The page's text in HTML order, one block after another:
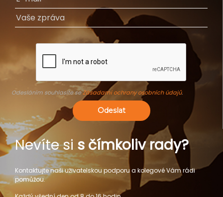
Odesláním souhlasíte seZásadami ochrany osobních údajů.
Odeslat
Nevíte si s čímkoliv rady?
Kontaktujte naši uživatelskou podporu a kolegové Vám rádi
pomůžou.